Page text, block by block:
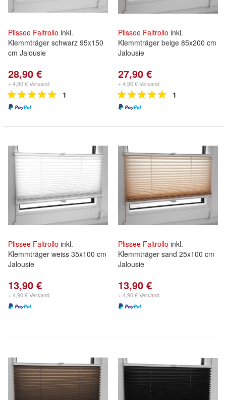
Plissee Faltrollo inkl.
Klemmträger schwarz 95x150
cm Jalousie
28,90 €
+ 4,90 € Versand
1
Plissee Faltrollo inkl.
Klemmträger beige 85x200 cm
Jalousie
27,90 €
+ 4,90 € Versand
1
Plissee Faltrollo inkl.
Klemmträger weiss 35x100 cm
Jalousie
13,90 €
+ 4,90 € Versand
Plissee Faltrollo inkl.
Klemmträger sand 25x100 cm
Jalousie
13,90 €
+ 4,90 € Versand